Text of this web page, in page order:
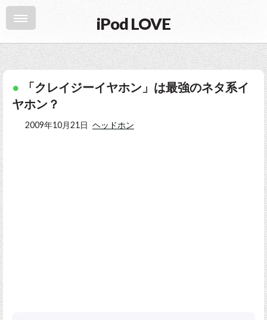
iPod LOVE
「クレイジーイヤホン」は最強のネタ系イ
ヤホン？
2009年10月21日 ヘッドホン